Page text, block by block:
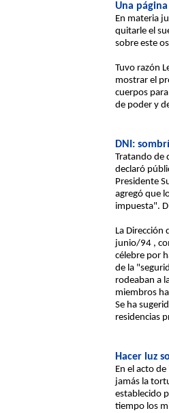
Una
En materia
quitarle el
sobre este
Tuvo razón
mostrar el
cuerpos
de poder y
DNI:
Tratando de
declaró
Presidente
agregó que
impuesta".
La Dirección
junio/94 ,
célebre por
de la
rodeaban a
miembros
Se ha
residencias
Hacer luz
En el acto
jamás la
establecido
tiempo los